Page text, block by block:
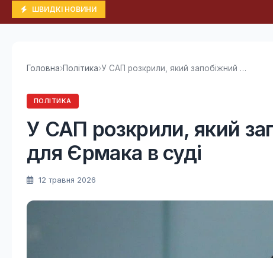
ШВИДКІ НОВИНИ
Головна›Політика› У САП розкрили, який запобіжний захід...
ПОЛІТИКА
У САП розкрили, який
для Єрмака в суді
12 травня 2026